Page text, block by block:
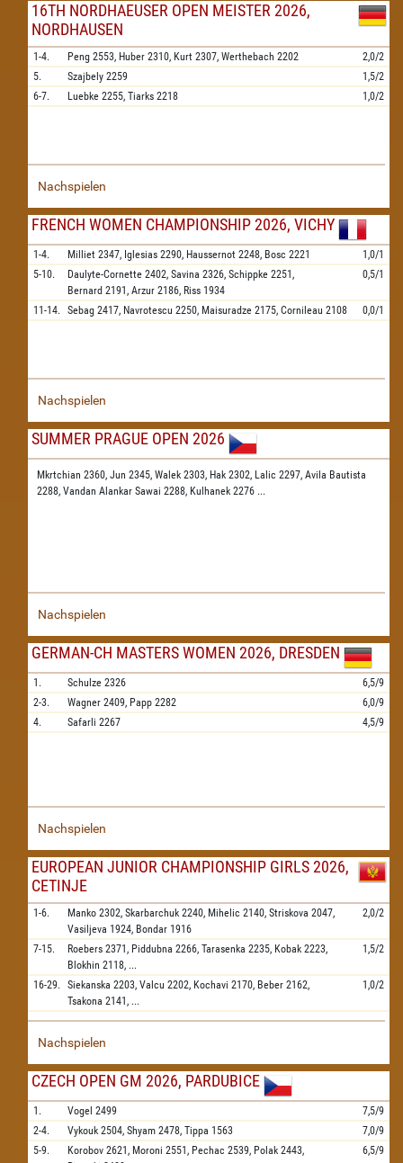
16TH NORDHAEUSER OPEN MEISTER 2026,
NORDHAUSEN
1-4. Peng 2553, Huber 2310, Kurt 2307, Werthebach 2202
2,0/2
5.
Szajbely 2259
1,5/2
6-7.
Luebke 2255, Tiarks 2218 1,0/2
Nachspielen
FRENCH WOMEN CHAMPIONSHIP 2026, VICHY
1-4. Milliet 2347, Iglesias 2290, Haussernot 2248, Bosc 2221
1,0/1
5-10.
Daulyte-Cornette 2402, Savina 2326, Schippke 2251,
Bernard 2191, Arzur 2186, Riss 1934
0,5/1
11-14. Sebag 2417, Navrotescu 2250, Maisuradze 2175, Cornileau 2108 0,0/1
Nachspielen
SUMMER PRAGUE OPEN 2026
Mkrtchian 2360, Jun 2345, Walek 2303, Hak 2302, Lalic 2297, Avila Bautista
2288, Vandan Alankar Sawai 2288, Kulhanek 2276 ...
Nachspielen
GERMAN-CH MASTERS WOMEN 2026, DRESDEN
1. Schulze 2326
6,5/9
2-3.
Wagner 2409, Papp 2282
6,0/9
4.
Safarli 2267 4,5/9
Nachspielen
EUROPEAN JUNIOR CHAMPIONSHIP GIRLS 2026,
CETINJE
1-6. Manko 2302, Skarbarchuk 2240, Mihelic 2140, Striskova 2047,
Vasiljeva 1924, Bondar 1916
2,0/2
7-15. Roebers 2371, Piddubna 2266, Tarasenka 2235, Kobak 2223,
Blokhin 2118, ...
1,5/2
16-29. Siekanska 2203, Valcu 2202, Kochavi 2170, Beber 2162,
Tsakona 2141, ...
1,0/2
Nachspielen
CZECH OPEN GM 2026, PARDUBICE
1. Vogel 2499
7,5/9
2-4.
Vykouk 2504, Shyam 2478, Tippa 1563
7,0/9
5-9.
Korobov 2621, Moroni 2551, Pechac 2539, Polak 2443,
6,5/9